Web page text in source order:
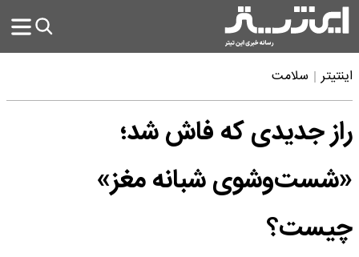
اینتیتر سلامت
راز جدیدی که فاش شد؛
«شست‌وشوی شبانه مغز»
چیست؟